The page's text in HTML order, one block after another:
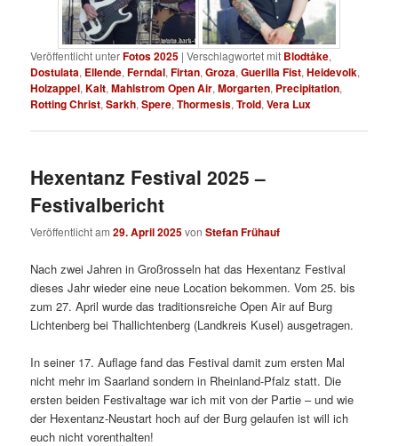
Veröffentlicht unterFotos 2025 |Verschlagwortet mit Blodtåke,
Dostulata, Ellende,Ferndal,Firtan,Groza,Guerilla Fist,Heidevolk,
Holzappel,Kalt,Mahlstrom Open Air,Morgarten, Precipitation,
Rotting Christ,Sarkh,Spere,Thormesis,Trold,Vera Lux
Hexentanz Festival 2025 –
Festivalbericht
Veröffentlicht am29. April 2025vonStefan Frühauf
Nach zwei Jahren in Großrosseln hat das Hexentanz Festival
dieses Jahr wieder eine neue Location bekommen. Vom 25. bis
zum 27. April wurde das traditionsreiche Open Air auf Burg
Lichtenberg bei Thallichtenberg (Landkreis Kusel) ausgetragen.
In seiner 17. Auflage fand das Festival damit zum ersten Mal
nicht mehr im Saarland sondern in Rheinland-Pfalz statt. Die
ersten beiden Festivaltage war ich mit von der Partie – und wie
der Hexentanz-Neustart hoch auf der Burg gelaufen ist will ich
euch nicht vorenthalten!